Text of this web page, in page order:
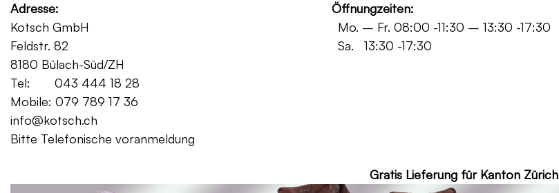
Adresse:
Öffnungzeiten:
Kotsch GmbH Mo. – Fr. 08:00 -11:30 – 13:30 -17:30
Feldstr. 82 Sa. 13:30 -17:30
8180 Bülach-Süd/ZH
Tel: 043 444 18 28
Mobile: 079 789 17 36
info@kotsch.ch
Bitte Telefonische voranmeldung
Gratis Lieferung für Kanton Zürich